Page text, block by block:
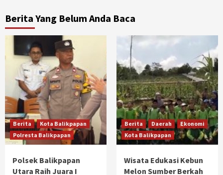
Berita Yang Belum Anda Baca
Berita
Kota Balikpapan
Polresta Balikpapan
Polsek Balikpapan
Utara Raih Juara I
Berita Daerah
Ekonomi
Kota Balikpapan
Wisata Edukasi Kebun
Melon Sumber Berkah